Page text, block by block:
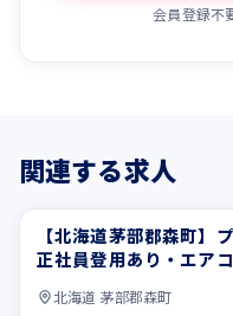
会員登録不
関連する求人
休憩室あり 制服貸与
【北海道茅部郡森町】
正社員登用あり・エア
北海道 茅部郡森町